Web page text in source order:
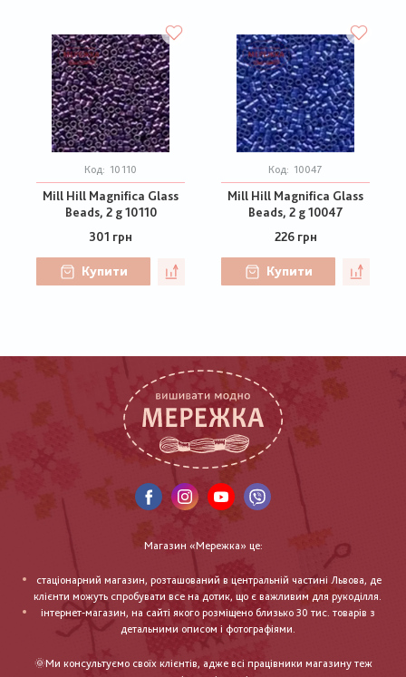
Код: 10110
Mill Hill Magnifica Glass
Beads, 2 g 10110
301 грн
Купити
Код: 10047
Mill Hill Magnifica Glass
Beads, 2 g 10047
226 грн
Купити
Магазин «Мережка» це:
стаціонарний магазин, розташований в центральній частині Львова, де
клієнти можуть спробувати все на дотик, що є важливим для рукоділля.
інтернет-магазин, на сайті якого розміщено близько 30 тис. товарів з
детальними описом і фотографіями.
🌞Ми консультуємо своїх клієнтів, адже всі працівники магазину теж